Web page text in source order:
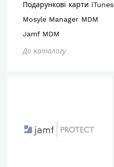
Подарункові карти iTunes
Mosyle Manager MDM
Jamf MDM
До каталогу